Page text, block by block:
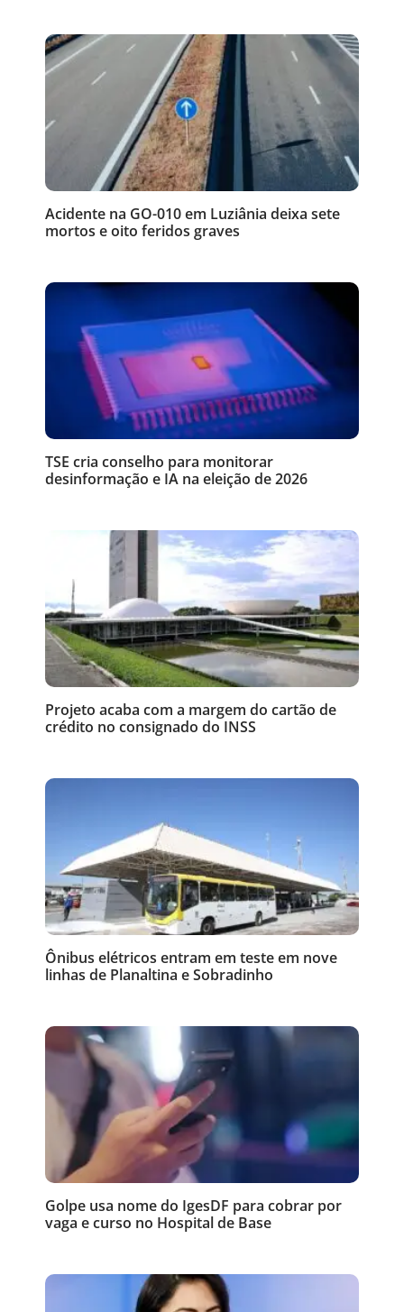
Acidente na GO-010 em Luziânia deixa sete
mortos e oito feridos graves
TSE cria conselho para monitorar
desinformação e IA na eleição de 2026
Projeto acaba com a margem do cartão de
crédito no consignado do INSS
Ônibus elétricos entram em teste em nove
linhas de Planaltina e Sobradinho
Golpe usa nome do IgesDF para cobrar por
vaga e curso no Hospital de Base